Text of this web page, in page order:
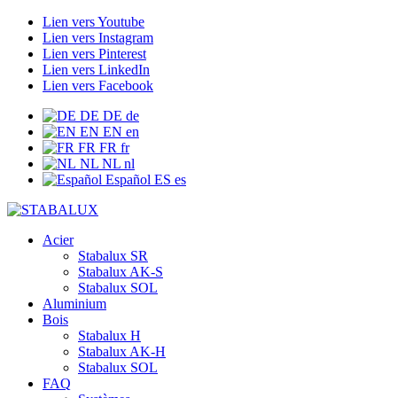
Lien vers Youtube
Lien vers Instagram
Lien vers Pinterest
Lien vers LinkedIn
Lien vers Facebook
DE DE de
EN EN en
FR FR fr
NL NL nl
Español ES es
Acier
Stabalux SR
Stabalux AK-S
Stabalux SOL
Aluminium
Bois
Stabalux H
Stabalux AK-H
Stabalux SOL
FAQ